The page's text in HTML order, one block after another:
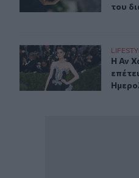
του
Η Αν Χάθαγουεϊ γιόρτασε
Η Αν
Η Αν